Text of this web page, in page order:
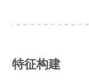
特征构建